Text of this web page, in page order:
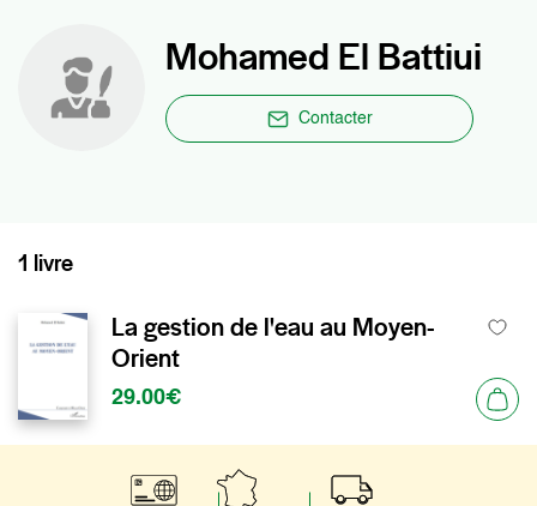
Mohamed El Battiui
Contacter
1 livre
La gestion de l'eau au Moyen-
Orient
29.00€